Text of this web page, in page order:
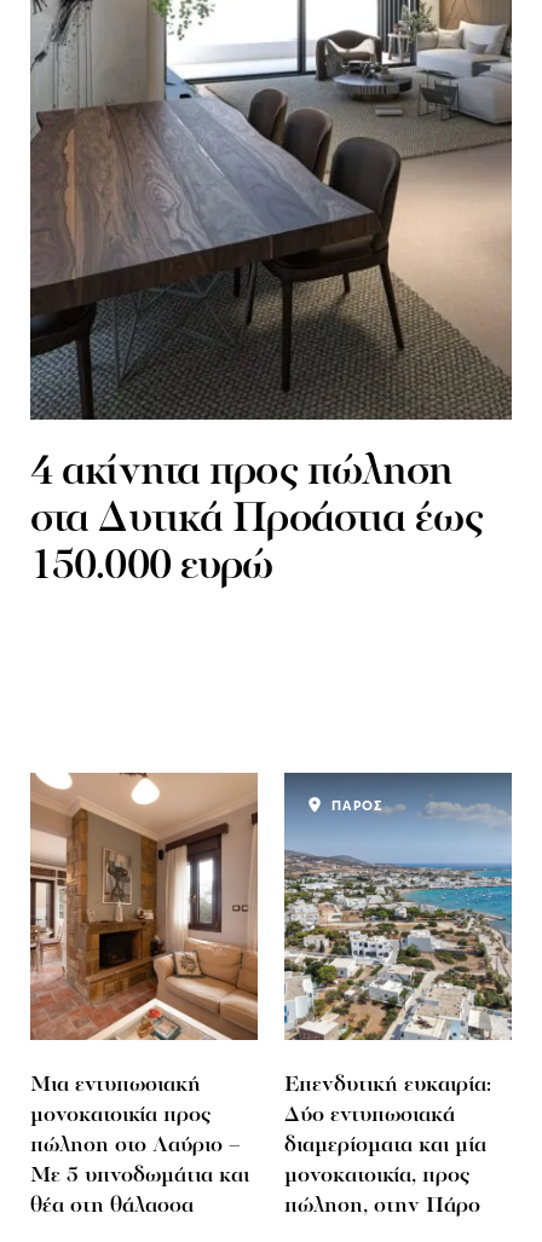
4 ακίνητα προς πώληση
στα Δυτικά Προάστια έως
150.000 ευρώ
Μια εντυπωσιακή
μονοκατοικία προς
πώληση στο Λαύριο –
Με 5 υπνοδωμάτια και
θέα στη θάλασσα
Επενδυτική ευκαιρία:
Δύο εντυπωσιακά
διαμερίσματα και μία
μονοκατοικία, προς
πώληση, στην Πάρο
ΠΑΡΟΣ